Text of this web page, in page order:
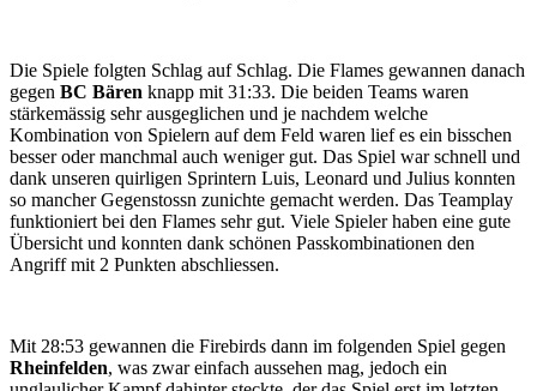
Die Spiele folgten Schlag auf Schlag. Die Flames gewannen danach
gegen BC Bären knapp mit 31:33. Die beiden Teams waren
stärkemässig sehr ausgeglichen und je nachdem welche
Kombination von Spielern auf dem Feld waren lief es ein bisschen
besser oder manchmal auch weniger gut. Das Spiel war schnell und
dank unseren quirligen Sprintern Luis, Leonard und Julius konnten
so mancher Gegenstossn zunichte gemacht werden. Das Teamplay
funktioniert bei den Flames sehr gut. Viele Spieler haben eine gute
Übersicht und konnten dank schönen Passkombinationen den
Angriff mit 2 Punkten abschliessen.
Mit 28:53 gewannen die Firebirds dann im folgenden Spiel gegen
Rheinfelden, was zwar einfach aussehen mag, jedoch ein